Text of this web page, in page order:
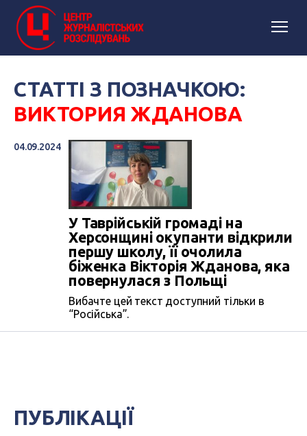
СТАТТІ З ПОЗНАЧКОЮ:
ВИКТОРИЯ ЖДАНОВА
04.09.2024
У Таврійській громаді на
Херсонщині окупанти відкрили
першу школу, її очолила
біженка Вікторія Жданова, яка
повернулася з Польщі
Вибачте цей текст доступний тільки в
“Російська”.
ПУБЛІКАЦІЇ